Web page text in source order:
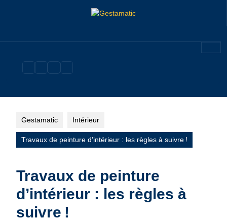
Gestamatic Intérieur
Travaux de peinture d’intérieur : les règles à suivre !
Travaux de peinture
d’intérieur : les règles à
suivre !